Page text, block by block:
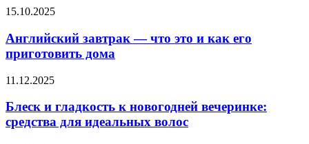
к
году
Английский
—
что
это
как
приготовить
дома
15.10.2025
Английский завтрак — что это и как его
приготовить дома
Блеск
гладкость
новогодней
11.12.2025
Блеск и гладкость к новогодней вечеринке:
средства для идеальных волос